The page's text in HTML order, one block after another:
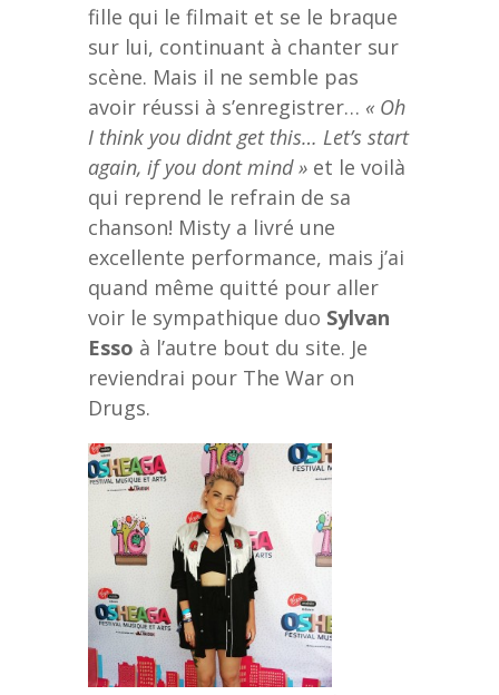
fille qui le filmait et se le braque
sur lui, continuant à chanter sur
scène. Mais il ne semble pas
avoir réussi à s’enregistrer… « Oh
I think you didnt get this… Let’s start
again, if you dont mind » et le voilà
qui reprend le refrain de sa
chanson! Misty a livré une
excellente performance, mais j’ai
quand même quitté pour aller
voir le sympathique duo Sylvan
Esso à l’autre bout du site. Je
reviendrai pour The War on
Drugs.